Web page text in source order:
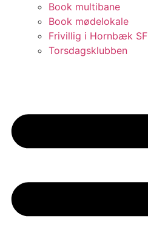
Book multibane
Book mødelokale
Frivillig i Hornbæk SF
Torsdagsklubben